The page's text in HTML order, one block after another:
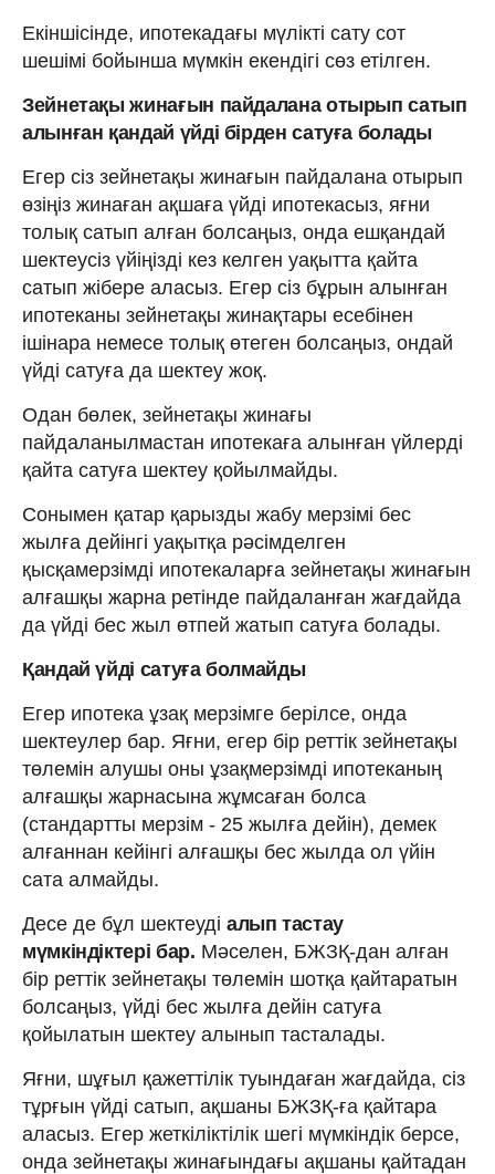
Екіншісінде, ипотекадағы мүлікті сату сот
шешімі бойынша мүмкін екендігі сөз етілген.
Зейнетақы жинағын пайдалана отырып сатып
алынған қандай үйді бірден сатуға болады
Егер сіз зейнетақы жинағын пайдалана отырып
өзіңіз жинаған ақшаға үйді ипотекасыз, яғни
толық сатып алған болсаңыз, онда ешқандай
шектеусіз үйіңізді кез келген уақытта қайта
сатып жібере аласыз. Егер сіз бұрын алынған
ипотеканы зейнетақы жинақтары есебінен
ішінара немесе толық өтеген болсаңыз, ондай
үйді сатуға да шектеу жоқ.
Одан бөлек, зейнетақы жинағы
пайдаланылмастан ипотекаға алынған үйлерді
қайта сатуға шектеу қойылмайды.
Сонымен қатар қарызды жабу мерзімі бес
жылға дейінгі уақытқа рәсімделген
қысқамерзімді ипотекаларға зейнетақы жинағын
алғашқы жарна ретінде пайдаланған жағдайда
да үйді бес жыл өтпей жатып сатуға болады.
Қандай үйді сатуға болмайды
Егер ипотека ұзақ мерзімге берілсе, онда
шектеулер бар. Яғни, егер бір реттік зейнетақы
төлемін алушы оны ұзақмерзімді ипотеканың
алғашқы жарнасына жұмсаған болса
(стандартты мерзім - 25 жылға дейін), демек
алғаннан кейінгі алғашқы бес жылда ол үйін
сата алмайды.
Десе де бұл шектеуді алып тастау
мүмкіндіктері бар. Мәселен, БЖЗҚ-дан алған
бір реттік зейнетақы төлемін шотқа қайтаратын
болсаңыз, үйді бес жылға дейін сатуға
қойылатын шектеу алынып тасталады.
Яғни, шұғыл қажеттілік туындаған жағдайда, сіз
тұрғын үйді сатып, ақшаны БЖЗҚ-ға қайтара
аласыз. Егер жеткіліктілік шегі мүмкіндік берсе,
онда зейнетақы жинағындағы ақшаны қайтадан